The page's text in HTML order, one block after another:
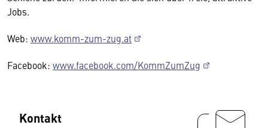
Jobs.
Web: www.komm-zum-zug.at
Facebook: www.facebook.com/KommZumZug
Kontakt